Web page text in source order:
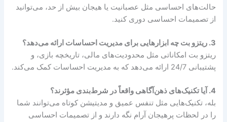
حالت‌های احساسی مثل عصبانیت یا هیجان بیش از حد، می‌توانید
از تصمیمات احساسی دوری کنید.
3. ریتزو بت چه ابزارهایی برای مدیریت احساسات ارائه می‌دهد؟
ریتزو بت امکاناتی مثل محدودیت‌های مالی، تاریخچه بازی، و
پشتیبانی 24/7 ارائه می‌دهد که به مدیریت احساسات کمک می‌کند.
4. آیا تکنیک‌های ذهن‌آگاهی واقعاً در شرط‌بندی مؤثرند؟
بله، تکنیک‌هایی مثل تنفس عمیق و مدیتیشن کوتاه می‌توانند شما
را در لحظات پرهیجان آرام نگه دارند و از تصمیمات احساسی